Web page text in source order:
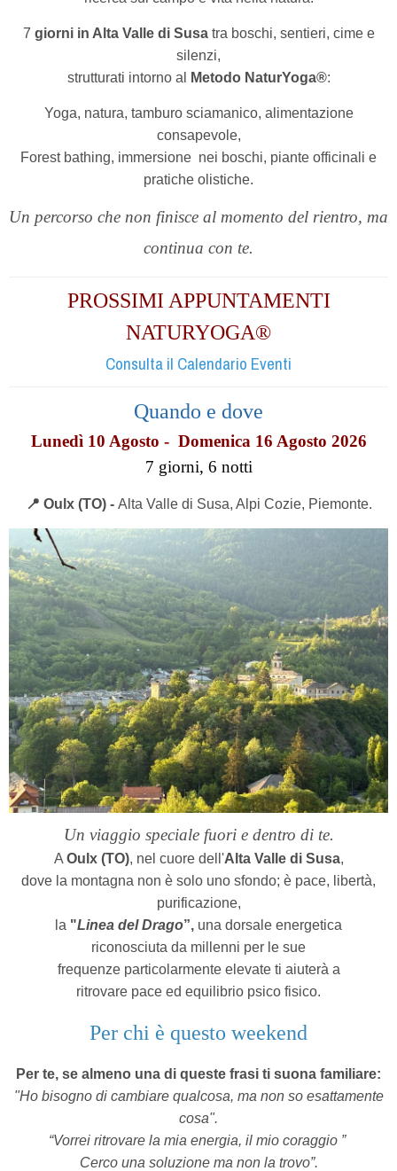
7 giorni in Alta Valle di Susatra boschi, sentieri, cime e
silenzi,
strutturati intorno al
Metodo NaturYoga®:
Yoga, natura, tamburo sciamanico, alimentazione
consapevole,
Forest bathing, immersione nei boschi, piante officinali e
pratiche olistiche.
Un percorso che non finisce al momento del rientro, ma
continua con te.
PROSSIMI APPUNTAMENTI
NATURYOGA®
Consulta il Calendario Eventi
Quando e dove
Lunedì 10 Agosto - Domenica 16 Agosto 2026
7 giorni, 6 notti
📍 Oulx (TO) - Alta Valle di Susa, Alpi Cozie, Piemonte.
Un viaggio speciale fuori e dentro di te.
A Oulx (TO), nel cuore dell'Alta Valle di Susa,
dove la montagna non è solo uno sfondo; è pace, libertà,
purificazione,
la "Linea del Drago”, una dorsale energetica
riconosciuta da millenni per le sue
frequenze particolarmente elevate ti aiuterà a
ritrovare pace ed equilibrio psico fisico.
Per chi è questo weekend
Per te, se almeno una di queste frasi ti suona familiare:
"Ho bisogno di cambiare qualcosa, ma non so esattamente
cosa".
“Vorrei ritrovare la mia energia, il mio coraggio ”
Cerco una soluzione ma non la trovo”.